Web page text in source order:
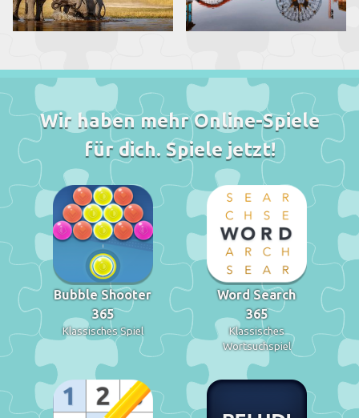
Wir haben mehr Online-Spiele
für dich. Spiele jetzt!
Bubble Shooter
365
Klassisches Spiel
Word Search
365
Klassisches
Wortsuchspiel